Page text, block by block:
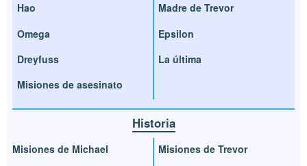
Hao
Omega
Dreyfuss
Misiones de asesinato
Madre de Trevor
Epsilon
La última
Historia
Misiones de Michael
Misiones de Trevor